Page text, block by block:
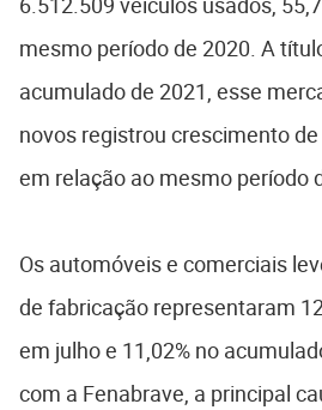
mesmo período de 2020. A
acumulado de 2021, esse
novos registrou crescimento
em relação ao mesmo período
Os automóveis e comerciais
de fabricação representaram
em julho e 11,02% no
com a Fenabrave, a principal